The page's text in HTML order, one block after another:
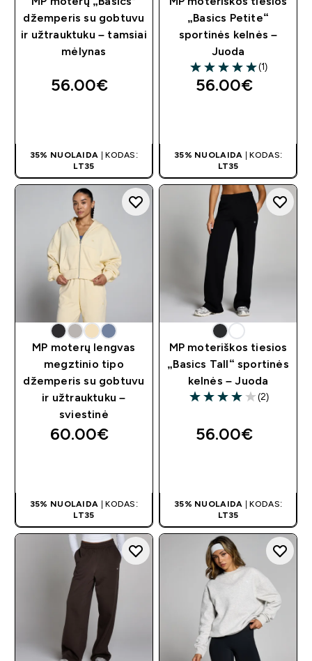
džemperis su gobtuvu
ir užtrauktuku – tamsiai
mėlynas
56.00€‎
35% NUOLAIDA | KODAS:
LT35
„Basics Petite“
sportinės kelnės –
Juoda
5 out of 5 stars
(1)
56.00€‎
35% NUOLAIDA | KODAS:
LT35
MP moterų lengvas
megztinio tipo
džemperis su gobtuvu
ir užtrauktuku –
sviestinė
60.00€‎
35% NUOLAIDA | KODAS:
LT35
MP moteriškos tiesios
„Basics Tall“ sportinės
kelnės – Juoda
4 out of 5 stars
(2)
56.00€‎
35% NUOLAIDA | KODAS:
LT35